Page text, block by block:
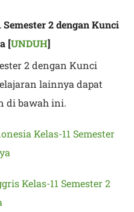
Semester 2 dengan Kunci
[UNDUH]
2 dengan Kunci
lainnya dapat
di bawah ini.
Kelas-11 Semester
Kelas-11 Semester 2